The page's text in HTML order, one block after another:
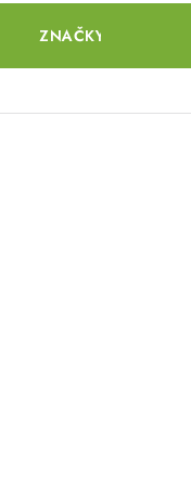
ZNAČKY